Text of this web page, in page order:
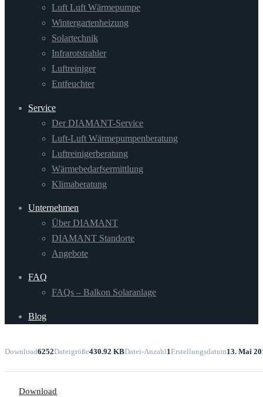
Luft Luft Wärmepumpe
Wintergartenheizung
Solartechnik
Infrarotstrahler
Luftreiniger
Entfeuchter
Service
Der DIAMANT-Service
Luft-Luft Wärmepumpenberatung
Luftreinigerberatung
Wärmebedarfsermittlung
Klimaberatung
Unternehmen
Über DIAMANT
DIAMANT Standorte
Angebote
FAQ
FAQs – Balkon Solaranlage
Blog
Download6252Dateigröße430.92 KBDatei-Anzahl1Erstellungsdatum13. Mai
Download